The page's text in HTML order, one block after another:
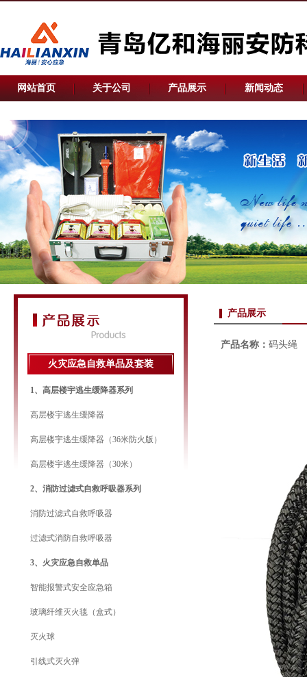
网站首页 关于公司 产品展示 新闻动态
火灾应急自救单品及套装
1、高层楼宇逃生缓降器系列
高层楼宇逃生缓降器
高层楼宇逃生缓降器（36米防火版）
高层楼宇逃生缓降器（30米）
2、消防过滤式自救呼吸器系列
消防过滤式自救呼吸器
过滤式消防自救呼吸器
3、火灾应急自救单品
智能报警式安全应急箱
玻璃纤维灭火毯（盒式）
灭火球
引线式灭火弹
产品展示
产品名称： 码头绳